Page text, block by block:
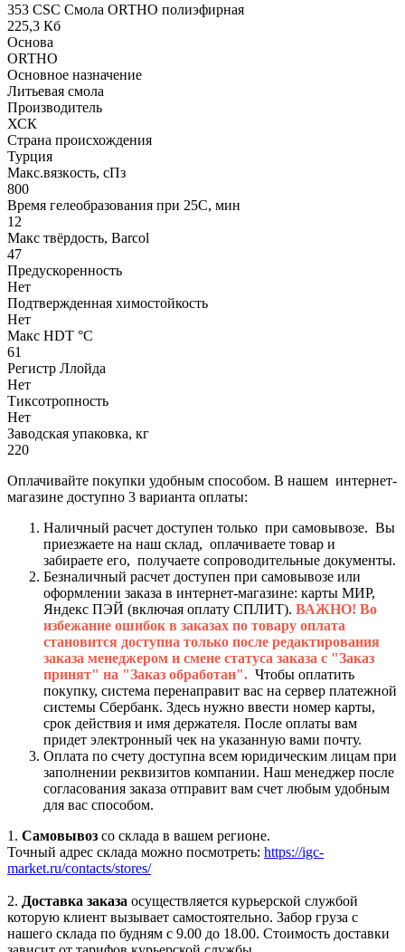
353 CSC Смола ORTHO полиэфирная
225,3 Кб
Основа
ORTHO
Основное назначение
Литьевая смола
Производитель
ХСК
Страна происхождения
Турция
Макс.вязкoсть, сПз
800
Время гелеобразования при 25С, мин
12
Макс твёрдость, Barcol
47
Предускоренность
Нет
Подтвержденная химостойкость
Нет
Макс HDT °С
61
Регистр Ллойда
Нет
Тиксотропность
Нет
Заводская упаковка, кг
220
Оплачивайте покупки удобным способом. В нашем интернет-
магазине доступно 3 варианта оплаты:
Наличный расчет доступен только при самовывозе. Вы
приезжаете на наш склад, оплачиваете товар и
забираете его, получаете сопроводительные документы.
Безналичный расчет доступен при самовывозе или
оформлении заказа в интернет-магазине: карты МИР,
Яндекс ПЭЙ (включая оплату СПЛИТ). ВАЖНО! Во
избежание ошибок в заказах по товару оплата
становится доступна только после редактирования
заказа менеджером и смене статуса заказа с "Заказ
принят" на "Заказ обработан". Чтобы оплатить
покупку, система перенаправит вас на сервер платежной
системы Сбербанк. Здесь нужно ввести номер карты,
срок действия и имя держателя. После оплаты вам
придет электронный чек на указанную вами почту.
Оплата по счету доступна всем юридическим лицам при
заполнении реквизитов компании. Наш менеджер после
согласования заказа отправит вам счет любым удобным
для вас способом.
1. Самовывоз со склада в вашем регионе.
Точный адрес склада можно посмотреть: https://igc-
market.ru/contacts/stores/
2. Доставка заказа осуществляется курьерской службой
которую клиент вызывает самостоятельно. Забор груза с
нашего склада по будням с 9.00 до 18.00. Стоимость доставки